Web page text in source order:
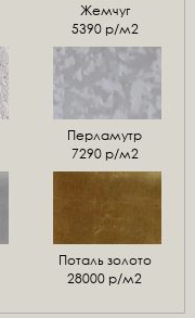
Жемчуг
5390 р/м2
Перламутр
7290 р/м2
Поталь золото
28000 р/м2